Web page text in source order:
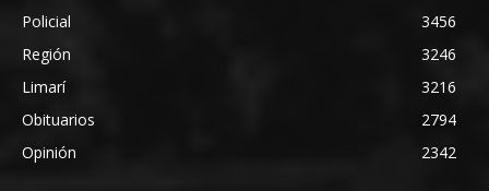
Policial
3456
Región
3246
Limarí
3216
Obituarios
2794
Opinión
2342